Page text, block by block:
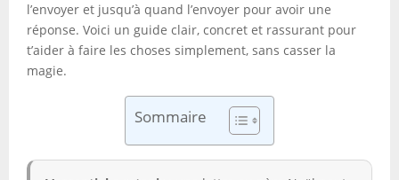
l’envoyer et jusqu’à quand l’envoyer pour avoir une
réponse. Voici un guide clair, concret et rassurant pour
t’aider à faire les choses simplement, sans casser la
magie.
Sommaire